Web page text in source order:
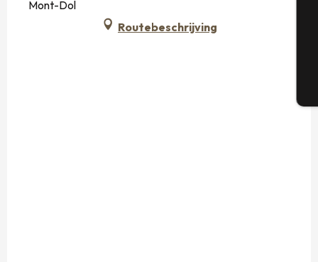
Mont-Dol
Routebeschrijving